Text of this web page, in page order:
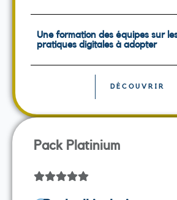
Une formation des équipes sur
pratiques digitales à adopter
DÉCOUVRIR
Pack Platinium